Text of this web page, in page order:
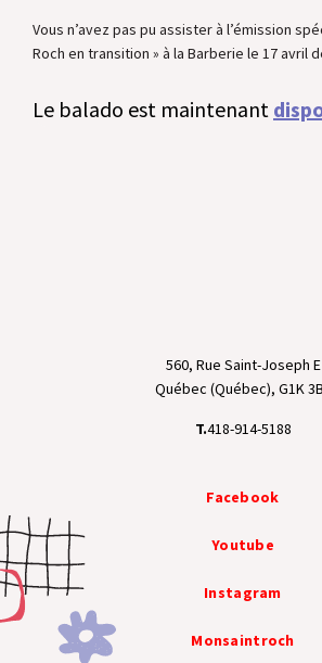
Vous n’avez pas pu assister à l’émission
Roch en transition » à la Barberie le 17 avril
Le balado est maintenant
560, Rue Saint-Joseph E
T.418-914-5188
Québec (Québec), G1K
Facebook
Youtube
Instagram
Monsaintroch